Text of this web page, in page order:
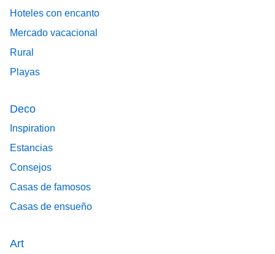
Hoteles con encanto
Mercado vacacional
Rural
Playas
Deco
Inspiration
Estancias
Consejos
Casas de famosos
Casas de ensueño
Art